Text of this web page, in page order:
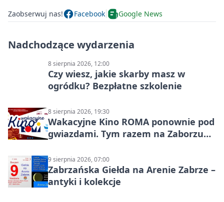
Zaobserwuj nas! Facebook Google News
Nadchodzące wydarzenia
8 sierpnia 2026, 12:00
Czy wiesz, jakie skarby masz w
ogródku? Bezpłatne szkolenie
8 sierpnia 2026, 19:30
Wakacyjne Kino ROMA ponownie pod
gwiazdami. Tym razem na Zaborzu
9 sierpnia 2026, 07:00
Zabrzańska Giełda na Arenie Zabrze –
antyki i kolekcje